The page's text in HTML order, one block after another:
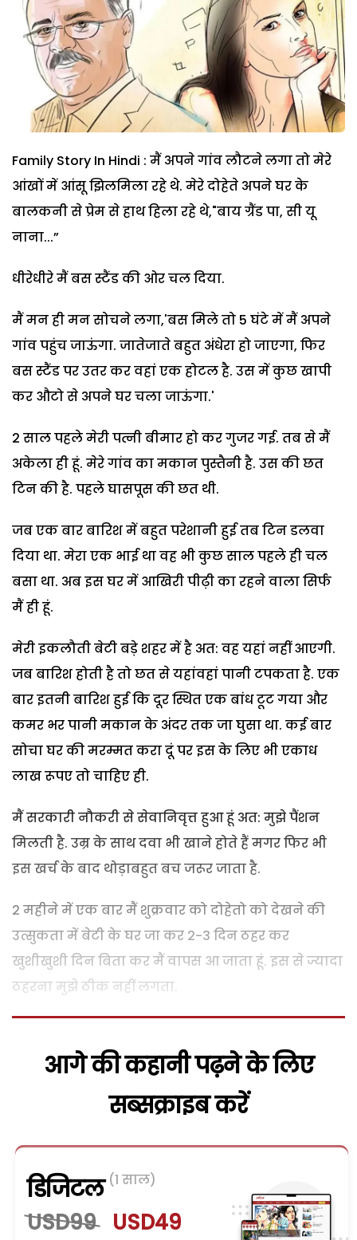
Family Story In Hindi : मैं अपने गांव लौटने लगा तो मेरे
आंखों में आंसू झिलमिला रहे थे. मेरे दोहेते अपने घर के
बालकनी से प्रेम से हाथ हिला रहे थे,"बाय ग्रैंड पा, सी यू
नाना...”
धीरेधीरे मैं बस स्टैंड की ओर चल दिया.
मैं मन ही मन सोचने लगा,'बस मिले तो 5 घंटे में मैं अपने
गांव पहुंच जाऊंगा. जातेजाते बहुत अंधेरा हो जाएगा, फिर
बस स्टैंड पर उतर कर वहां एक होटल है. उस में कुछ खापी
कर औटो से अपने घर चला जाऊंगा.'
2 साल पहले मेरी पत्नी बीमार हो कर गुजर गई. तब से मैं
अकेला ही हूं. मेरे गांव का मकान पुस्तैनी है. उस की छत
टिन की है. पहले घासपूस की छत थी.
जब एक बार बारिश में बहुत परेशानी हुई तब टिन डलवा
दिया था. मेरा एक भाई था वह भी कुछ साल पहले ही चल
बसा था. अब इस घर में आखिरी पीढ़ी का रहने वाला सिर्फ
मैं ही हूं.
मेरी इकलौती बेटी बड़े शहर में है अत: वह यहां नहीं आएगी.
जब बारिश होती है तो छत से यहांवहां पानी टपकता है. एक
बार इतनी बारिश हुई कि दूर स्थित एक बांध टूट गया और
कमर भर पानी मकान के अंदर तक जा घुसा था. कई बार
सोचा घर की मरम्मत करा दूं पर इस के लिए भी एकाध
लाख रूपए तो चाहिए ही.
मैं सरकारी नौकरी से सेवानिवृत्त हुआ हूं अत: मुझे पैंशन
मिलती है. उम्र के साथ दवा भी खाने होते हैं मगर फिर भी
इस खर्च के बाद थोड़ाबहुत बच जरूर जाता है.
2 महीने में एक बार मैं शुक्रवार को दोहेतो को देखने की
उत्सुकता में बेटी के घर जा कर 2-3 दिन ठहर कर
खुशीखुशी दिन बिता कर मैं वापस आ जाता हूं. इस से ज्यादा
ठहरना मुझे ठीक नहीं लगता.
आगे की कहानी पढ़ने के लिए
सब्सक्राइब करें
डिजिटल (1 साल)
USD99 USD49